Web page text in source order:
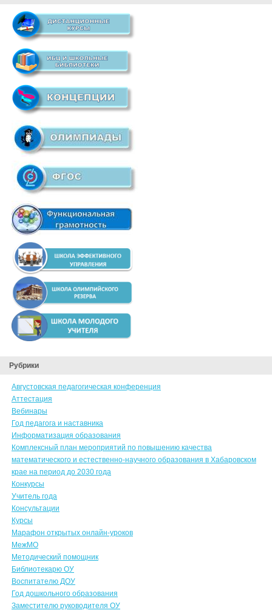
Рубрики
Августовская педагогическая конференция
Аттестация
Вебинары
Год педагога и наставника
Информатизация образования
Комплексный план мероприятий по повышению качества
математического и естественно-научного образования в Хабаровском
крае на период до 2030 года
Конкурсы
Учитель года
Консультации
Курсы
Марафон открытых онлайн-уроков
МежМО
Методический помощник
Библиотекарю ОУ
Воспитателю ДОУ
Год дошкольного образования
Заместителю руководителя ОУ